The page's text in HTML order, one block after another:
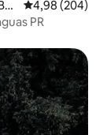
Průměrné
4,98 (204)
PR